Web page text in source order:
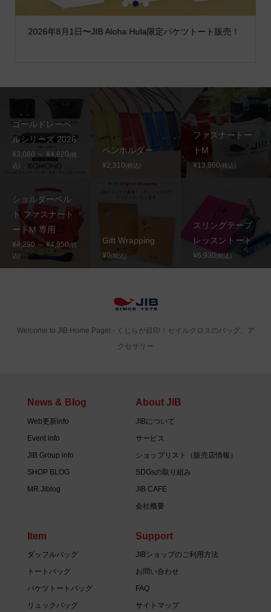
2026年8月1日〜JIB Aloha Hula限定バケツトート販売！
1 2 3
ゴールドレーベ
ルシリーズ 2026
¥3,080 ～ ¥4,620(税
込)
ペンホルダー
¥2,310(税込)
ファスナートー
トM
¥13,860(税込)
ショルダーベル
ト ファスナート
ートM 専用
¥4,290 ～ ¥4,950(税
込)
Gift Wrapping
¥0(税込)
スリングテープ
レッスントート
¥6,930(税込)
Welcome to JIB Home Page! ‐ くじらが目印！セイルクロスのバッグ、ア
クセサリー
News & Blog
Web更新info
Event info
JIB Group info
SHOP BLOG
MR.Jiblog
About JIB
JIBについて
サービス
ショップリスト（販売店情報）
SDGsの取り組み
JIB CAFE
会社概要
Item
ダッフルバッグ
トートバッグ
バケツトートバッグ
リュックバッグ
Support
JIBショップのご利用方法
お問い合わせ
FAQ
サイトマップ